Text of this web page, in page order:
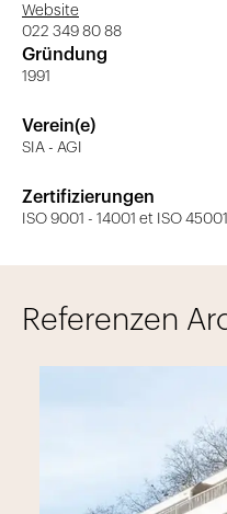
Website
022 349 80 88
Gründung
1991
Verein(e)
SIA - AGI
Zertifizierungen
ISO 9001 - 14001 et ISO 45001
Referenzen